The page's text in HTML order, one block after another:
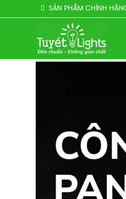
SẢN PHẨM CHÍNH